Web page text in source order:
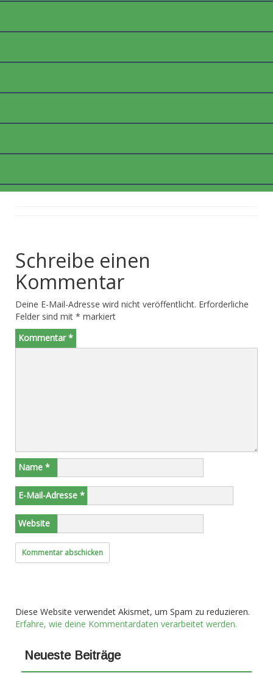
P1040535_WEB
Schreibe einen
Kommentar
Deine E-Mail-Adresse wird nicht veröffentlicht. Erforderliche
Felder sind mit * markiert
Kommentar*
Name *
E-Mail-Adresse *
Website
Diese Website verwendet Akismet, um Spam zu reduzieren.
Erfahre, wie deine Kommentardaten verarbeitet werden.
Neueste Beiträge